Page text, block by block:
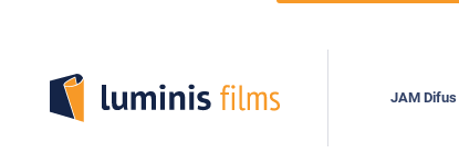
JAM Difus